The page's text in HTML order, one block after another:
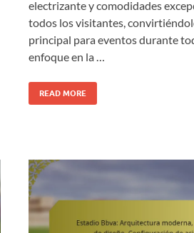
electrizante y comodidades
todos los visitantes,
principal para eventos durante
enfoque en la …
READ MORE